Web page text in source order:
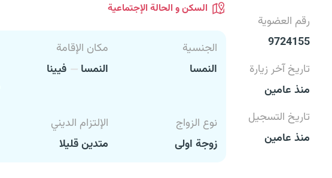
رقم العضوية
9724155
تاريخ آخر زيارة
منذ عامين
تاريخ التسجيل
منذ عامين
السكن و الحالة الإجتماعية
الجنسية
النمسا
مكان الإقامة
النمسا
فيينا
نوع الزواج
زوجة اولى
الإلتزام الديني
متدين قليلا